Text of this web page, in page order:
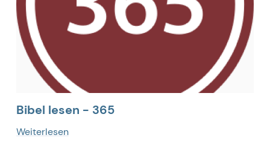
Bibel lesen - 365
Weiterlesen